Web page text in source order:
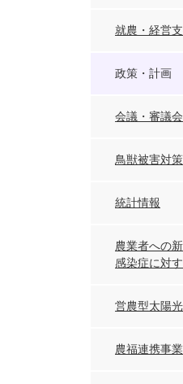
就農・経営
政策・計画
会議・審議会
鳥獣被害対策
統計情報
農業者への
感染症に対
営農型太陽
農福連携事業